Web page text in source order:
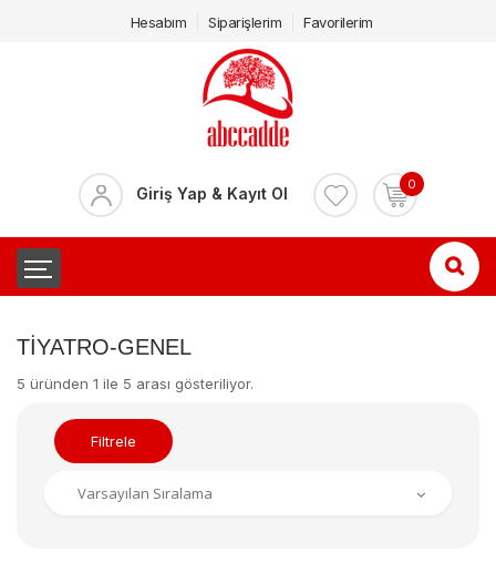
Hesabım Siparişlerim Favorilerim
Giriş Yap & Kayıt Ol 0
TIYATRO-GENEL
5 üründen 1 ile 5 arası gösteriliyor.
Filtrele